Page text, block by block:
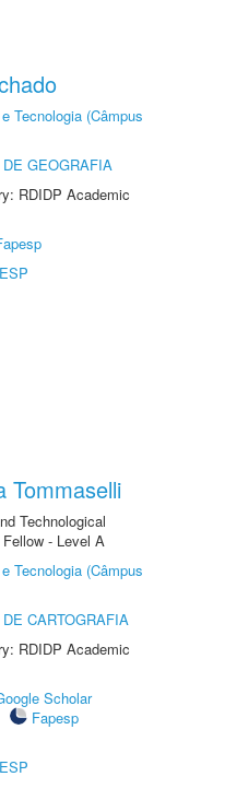
Tecnologia (Câmpus
GEOGRAFIA
RDIDP Academic
Tommaselli
Technological
- Level A
Tecnologia (Câmpus
CARTOGRAFIA
RDIDP Academic
Scholar
Fapesp